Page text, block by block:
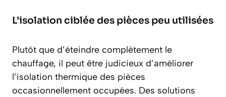
L’isolation ciblée des pièces peu utilisées
Plutôt que d’éteindre complètement le
chauffage, il peut être judicieux d’améliorer
l’isolation thermique des pièces
occasionnellement occupées. Des solutions